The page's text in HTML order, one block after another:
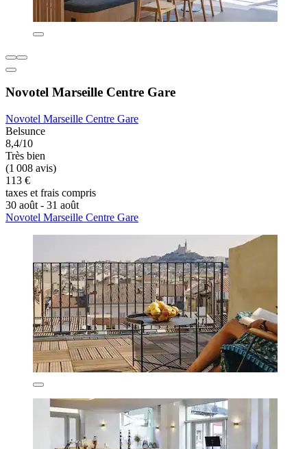
Novotel Marseille Centre Gare
Novotel Marseille Centre Gare
Belsunce
8,4/10
Très bien
(1 008 avis)
113 €
taxes et frais compris
30 août - 31 août
Novotel Marseille Centre Gare